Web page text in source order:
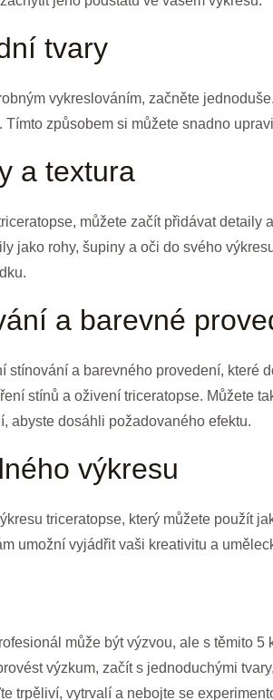
tvary
vykreslováním, začněte
způsobem si můžete snadno
a textura
můžete začít přidávat
jako rohy, šupiny a oči do svého
a barevné
stínování a barevného provedení, které
stínů a oživení triceratopse. Můžete
abyste dosáhli požadovaného efektu.
výkresu
triceratopse, který můžete použít
umožní vyjádřit vaši kreativitu a
může být výzvou, ale s těmito
výzkum, začít s jednoduchými
trpěliví, vytrvalí a nebojte se